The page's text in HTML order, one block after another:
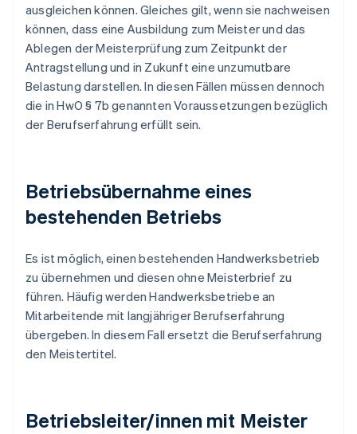
ausgleichen können. Gleiches gilt, wenn sie nachweisen
können, dass eine Ausbildung zum Meister und das
Ablegen der Meisterprüfung zum Zeitpunkt der
Antragstellung und in Zukunft eine unzumutbare
Belastung darstellen. In diesen Fällen müssen dennoch
die in HwO § 7b genannten Voraussetzungen bezüglich
der Berufserfahrung erfüllt sein.
Betriebsübernahme eines
bestehenden Betriebs
Es ist möglich, einen bestehenden Handwerksbetrieb
zu übernehmen und diesen ohne Meisterbrief zu
führen. Häufig werden Handwerksbetriebe an
Mitarbeitende mit langjähriger Berufserfahrung
übergeben. In diesem Fall ersetzt die Berufserfahrung
den Meistertitel.
Betriebsleiter/innen mit Meister